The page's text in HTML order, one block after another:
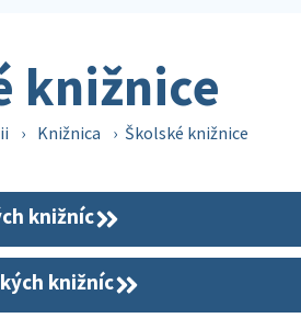
knižnice
› Knižnica › Školské knižnice
knižníc
knižníc